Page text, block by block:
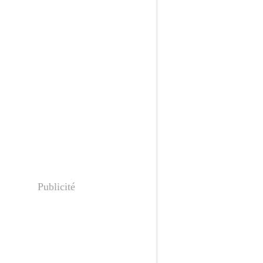
Publicité